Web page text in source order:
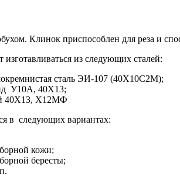
Клинок приспособлен для реза и
из следующих сталей:
сталь ЭИ-107 (40Х10С2М);
У10А, 40Х13;
40Х13, Х12МФ
в следующих вариантах:
кожи;
бересты;